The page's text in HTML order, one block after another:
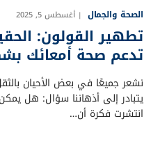
الصحة والجمال أغسطس 5, 2025
تطهير القولون:
تدعم صحة أمعائك
نشعر جميعًا في بعض الأحيان
يتبادر إلى أذهاننا سؤال: هل
انتشرت فكرة أن…